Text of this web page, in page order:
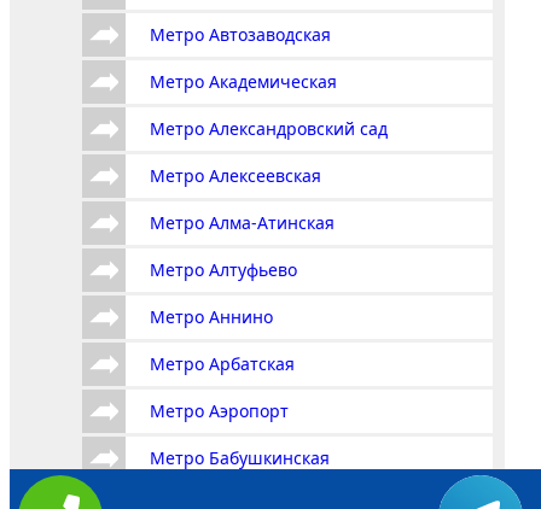
Метро Автозаводская
Метро Академическая
Метро Александровский сад
Метро Алексеевская
Метро Алма-Атинская
Метро Алтуфьево
Метро Аннино
Метро Арбатская
Метро Аэропорт
Метро Бабушкинская